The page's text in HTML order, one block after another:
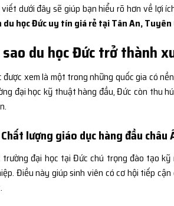
dưới đây sẽ giúp bạn hiểu rõ hơn về lợi
du học Đức uy tín giá rẻ tại Tân An, Tuyên
du học Đức trở thành
được xem là một trong những quốc gia có
đại học kỹ thuật hàng đầu, Đức còn thu
lượng giáo dục hàng đầu châu
trường đại học tại Đức chú trọng đào tạo
Điều này giúp sinh viên có cơ hội tiếp